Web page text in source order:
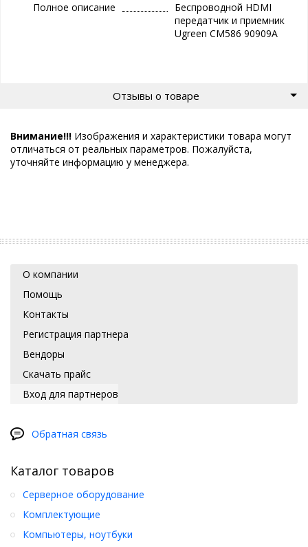
Полное описание
Беспроводной HDMI
передатчик и приемник
Ugreen CM586 90909A
Отзывы о товаре
Внимание!!! Изображения и характеристики товара могут
отличаться от реальных параметров. Пожалуйста,
уточняйте информацию у менеджера.
О компании
Помощь
Контакты
Регистрация партнера
Вендоры
Скачать прайс
Вход для партнеров
Обратная связь
Каталог товаров
Серверное оборудование
Комплектующие
Компьютеры, ноутбуки